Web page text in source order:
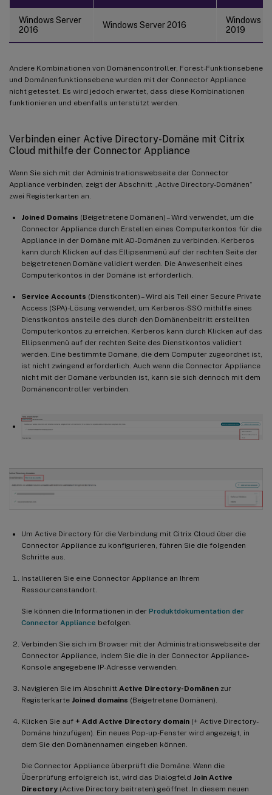
Windows Server
2016
Windows Server 2016
Windows
2019
Andere Kombinationen von Domänencontroller, Forest-Funktionsebene
und Domänenfunktionsebene wurden mit der Connector Appliance
nicht getestet. Es wird jedoch erwartet, dass diese Kombinationen
funktionieren und ebenfalls unterstützt werden.
Verbinden einer Active Directory-Domäne mit Citrix
Cloud mithilfe der Connector Appliance
Wenn Sie sich mit der Administrationswebseite der Connector
Appliance verbinden, zeigt der Abschnitt „Active Directory-Domänen“
zwei Registerkarten an.
Joined Domains (Beigetretene Domänen) – Wird verwendet, um die
Connector Appliance durch Erstellen eines Computerkontos für die
Appliance in der Domäne mit AD-Domänen zu verbinden. Kerberos
kann durch Klicken auf das Ellipsenmenü auf der rechten Seite der
beigetretenen Domäne validiert werden. Die Anwesenheit eines
Computerkontos in der Domäne ist erforderlich.
Service Accounts (Dienstkonten) – Wird als Teil einer Secure Private
Access (SPA)-Lösung verwendet, um Kerberos-SSO mithilfe eines
Dienstkontos anstelle des durch den Domänenbeitritt erstellten
Computerkontos zu erreichen. Kerberos kann durch Klicken auf das
Ellipsenmenü auf der rechten Seite des Dienstkontos validiert
werden. Eine bestimmte Domäne, die dem Computer zugeordnet ist,
ist nicht zwingend erforderlich. Auch wenn die Connector Appliance
nicht mit der Domäne verbunden ist, kann sie sich dennoch mit dem
Domänencontroller verbinden.
Um Active Directory für die Verbindung mit Citrix Cloud über die
Connector Appliance zu konfigurieren, führen Sie die folgenden
Schritte aus.
Installieren Sie eine Connector Appliance an Ihrem
Ressourcenstandort.
Sie können die Informationen in der Produktdokumentation der
Connector Appliance befolgen.
Verbinden Sie sich im Browser mit der Administrationswebseite der
Connector Appliance, indem Sie die in der Connector Appliance-
Konsole angegebene IP-Adresse verwenden.
Navigieren Sie im Abschnitt Active Directory-Domänen zur
Registerkarte Joined domains (Beigetretene Domänen).
Klicken Sie auf + Add Active Directory domain (+ Active Directory-
Domäne hinzufügen). Ein neues Pop-up-Fenster wird angezeigt, in
dem Sie den Domänennamen eingeben können.
Die Connector Appliance überprüft die Domäne. Wenn die
Überprüfung erfolgreich ist, wird das Dialogfeld Join Active
Directory (Active Directory beitreten) geöffnet. In diesem neuen